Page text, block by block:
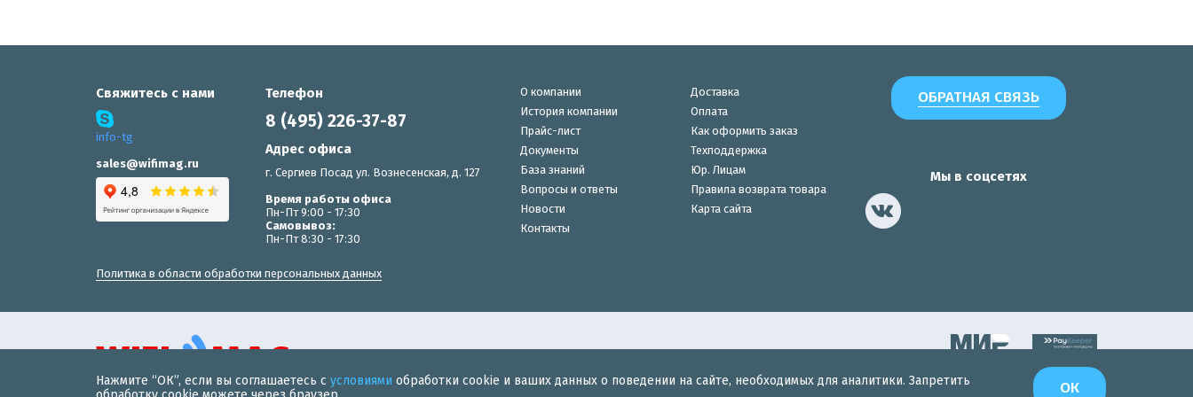
Нажмите “ОК”, если вы соглашаетесь с условиями обработки cookie и ваших данных о поведении на сайте, необходимых для аналитики. Запретить
ОК
Свяжитесь с нами
info-tg
sales@wifimag.ru
Телефон
8 (495) 226-37-87
Адрес офиса
г. Сергиев Посад ул. Вознесенская, д. 127
Время работы офиса
Пн-Пт 9:00 - 17:30
Самовывоз:
Пн-Пт 8:30 - 17:30
О компании
История компании
Прайс-лист
Документы
База знаний
Вопросы и ответы
Новости
Контакты
Доставка
Оплата
Как оформить заказ
Техподдержка
Юр. Лицам
Правила возврата товара
Карта сайта
ОБРАТНАЯ СВЯЗЬ
Мы в соцсетях
Политика в области обработки персональных данных
© 2019 «WiFiMAG» - интернет-магазин wi-fi оборудования для беспроводного интернета.
Разработка сайта